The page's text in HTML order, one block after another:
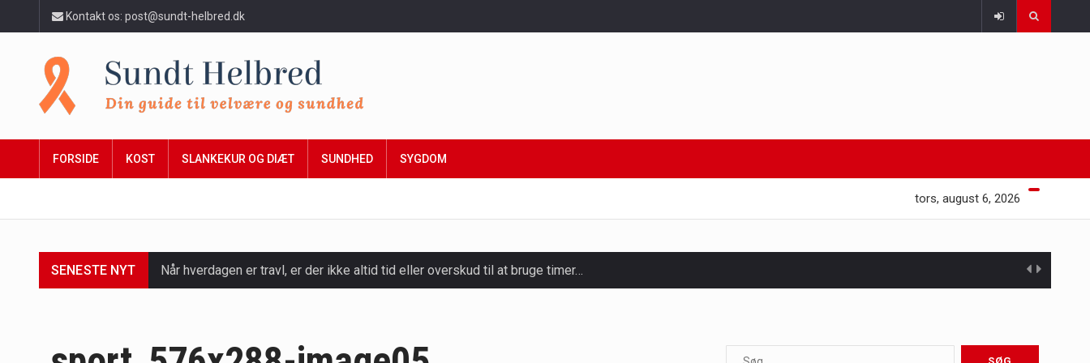
Kontakt os: post@sundt-helbred.dk
FORSIDE KOST SLANKEKUR OG DIÆT SUNDHED SYGDOM
tors, august 6, 2026
SENESTE NYT Når hverdagen er travl, er der ikke altid tid eller overskud til at bruge timer…
Mælkesyrebakterier er små, men utroligt kraftfulde mikroorganismer, der spiller en afgørende rolle i at opretholde…